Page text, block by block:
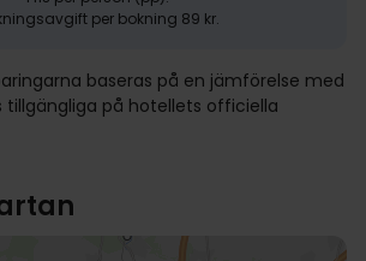
per bokning 89 kr.
baseras på en jämförelse med
tillgängliga på hotellets officiella